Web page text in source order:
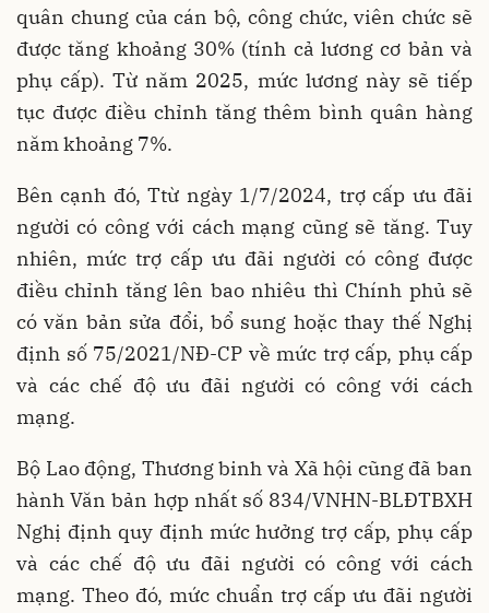
quân chung của cán bộ, công chức, viên chức sẽ
được tăng khoảng 30% (tính cả lương cơ bản và
phụ cấp). Từ năm 2025, mức lương này sẽ tiếp
tục được điều chỉnh tăng thêm bình quân hàng
năm khoảng 7%.
Bên cạnh đó, Ttừ ngày 1/7/2024, trợ cấp ưu đãi
người có công với cách mạng cũng sẽ tăng. Tuy
nhiên, mức trợ cấp ưu đãi người có công được
điều chỉnh tăng lên bao nhiêu thì Chính phủ sẽ
có văn bản sửa đổi, bổ sung hoặc thay thế Nghị
định số 75/2021/NĐ-CP về mức trợ cấp, phụ cấp
và các chế độ ưu đãi người có công với cách
mạng.
Bộ Lao động, Thương binh và Xã hội cũng đã ban
hành Văn bản hợp nhất số 834/VNHN-BLĐTBXH
Nghị định quy định mức hưởng trợ cấp, phụ cấp
và các chế độ ưu đãi người có công với cách
mạng. Theo đó, mức chuẩn trợ cấp ưu đãi người